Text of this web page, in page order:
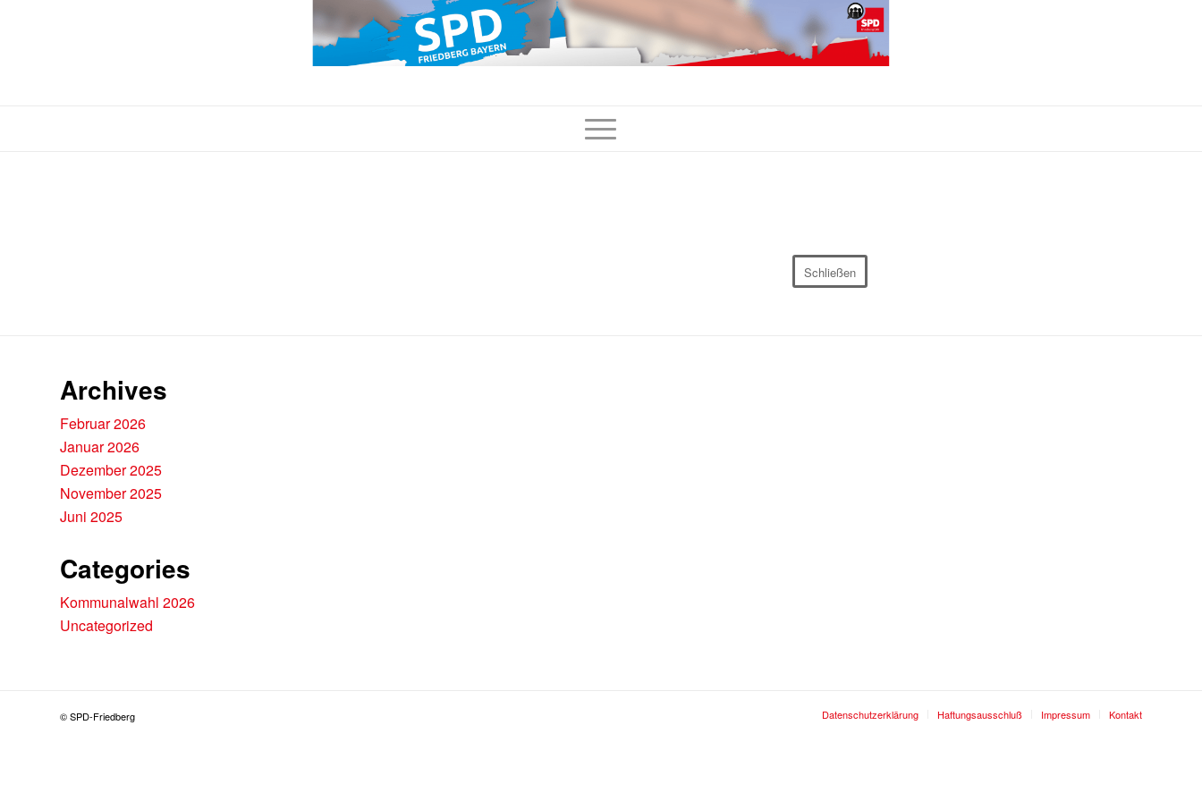
Schließen
Archives
Februar 2026
Januar 2026
Dezember 2025
November 2025
Juni 2025
Categories
Kommunalwahl 2026
Uncategorized
© SPD-Friedberg Datenschutzerklärung Haftungsausschluß Impressum Kontakt